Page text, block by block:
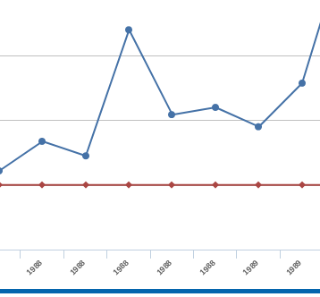
1988 1988 1988 1988 1988 1989 1989